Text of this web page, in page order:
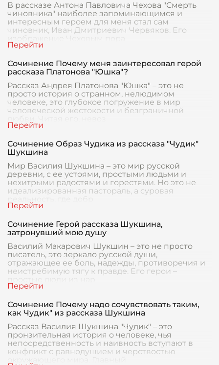
В рассказе Антона Павловича Чехова "Смерть
чиновника" наиболее запоминающимся и
интересным героем для меня стал сам
чиновник, Иван Дмитриевич Червяков. Его
изображение Чеховым пора
Сочинение Почему меня заинтересовал герой
рассказа Платонова "Юшка"?
Рассказ Андрея Платонова "Юшка" – это не
просто история о странном, нелюдимом
человеке, это глубокое погружение в мир
человеческой жестокости и безграничной
любви. Читая его, невоз
Сочинение Образ Чудика из рассказа "Чудик"
Шукшина
Мир Василия Шукшина – это мир русской
деревни, с ее устоями, простыми людьми и
нехитрыми радостями и горестями. Но это не
идеализированная пастораль, а суровая
реальность, где добр
Сочинение Герой рассказа Шукшина,
затронувший мою душу
Василий Макарович Шукшин – это не просто
писатель, это зеркало русской души,
отражающее ее боль, надежды, противоречия и
неистребимую тягу к правде. Его герои –
Сочинение Почему надо сочувствовать таким,
как Чудик" из рассказа Шукшина
Рассказ Василия Шукшина "Чудик" – это
пронзительная история о человеке, чья
непосредственность и наивность вступают в
конфликт с равнодушием и черствостью
окружающего мира. Главный